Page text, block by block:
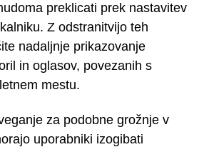
preklicati prek nastavitev
Z odstranitvijo teh
nadaljnje prikazovanje
in oglasov, povezanih s
mestu.
za podobne grožnje v
uporabniki izogibati